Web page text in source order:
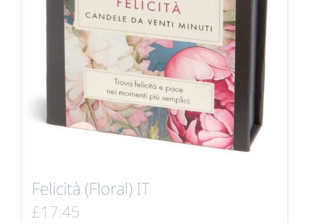
Felicità (Floral) IT
£17.45